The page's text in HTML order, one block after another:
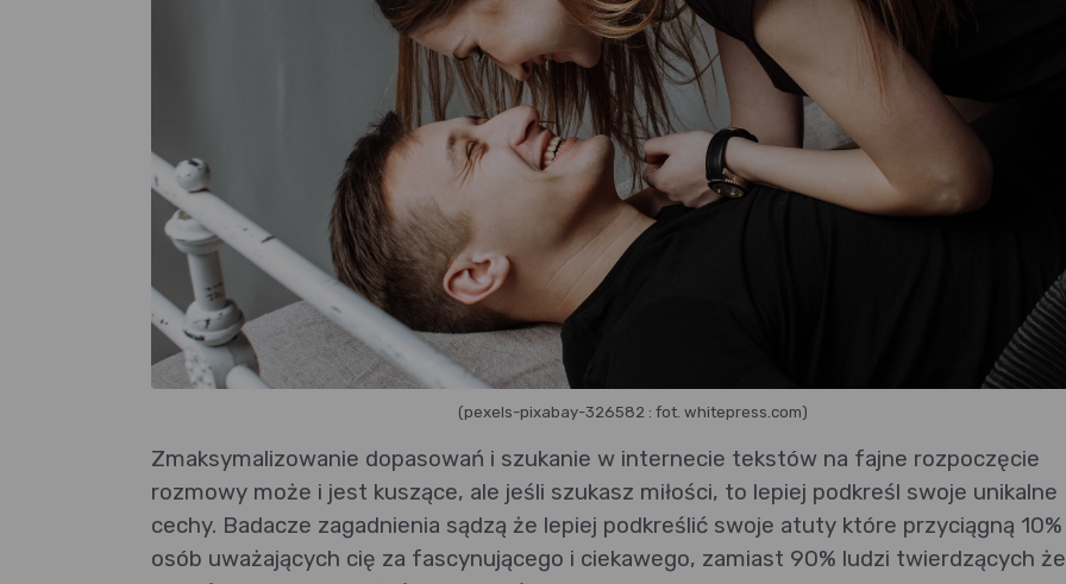
(pexels-pixabay-326582 : fot. whitepress.com)
Zmaksymalizowanie dopasowań i szukanie w internecie tekstów na fajne rozpoczęcie
rozmowy może i jest kuszące, ale jeśli szukasz miłości, to lepiej podkreśl swoje unikalne
cechy. Badacze zagadnienia sądzą że lepiej podkreślić swoje atuty które przyciągną 10%
osób uważających cię za fascynującego i ciekawego, zamiast 90% ludzi twierdzących że